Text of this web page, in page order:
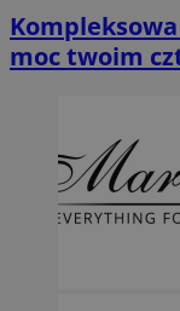
moc twoim